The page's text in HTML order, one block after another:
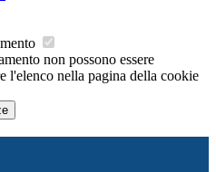
non possono essere
l'elenco nella pagina della cookie